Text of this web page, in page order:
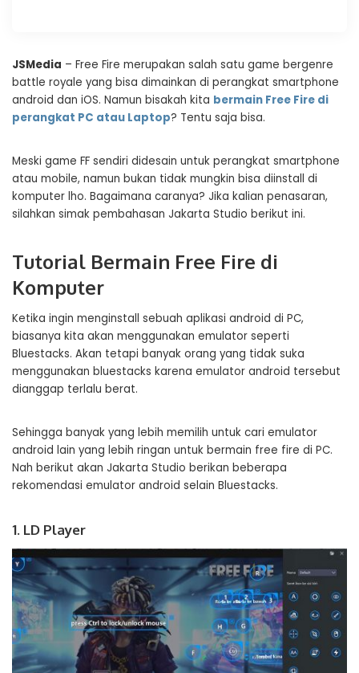
JSMedia – Free Fire merupakan salah satu game bergenre
battle royale yang bisa dimainkan di perangkat smartphone
android dan iOS. Namun bisakah kita bermain Free Fire di
perangkat PC atau Laptop? Tentu saja bisa.
Meski game FF sendiri didesain untuk perangkat smartphone
atau mobile, namun bukan tidak mungkin bisa diinstall di
komputer lho. Bagaimana caranya? Jika kalian penasaran,
silahkan simak pembahasan Jakarta Studio berikut ini.
Tutorial Bermain Free Fire di
Komputer
Ketika ingin menginstall sebuah aplikasi android di PC,
biasanya kita akan menggunakan emulator seperti
Bluestacks. Akan tetapi banyak orang yang tidak suka
menggunakan bluestacks karena emulator android tersebut
dianggap terlalu berat.
Sehingga banyak yang lebih memilih untuk cari emulator
android lain yang lebih ringan untuk bermain free fire di PC.
Nah berikut akan Jakarta Studio berikan beberapa
rekomendasi emulator android selain Bluestacks.
1. LD Player